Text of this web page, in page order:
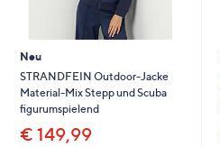
Neu
STRANDFEIN Outdoor-Jacke
Material-Mix Stepp und Scuba
figurumspielend
€ 149,99